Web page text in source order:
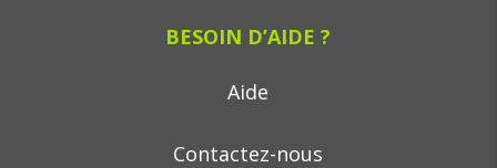
BESOIN D’AIDE ?
Aide
Contactez-nous